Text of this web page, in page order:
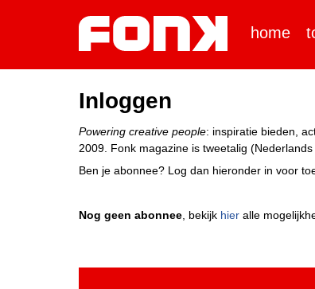
home
Inloggen
Powering creative people: inspiratie bieden,
2009. Fonk magazine is tweetalig
Ben je abonnee? Log dan hieronder in voor
Nog geen abonnee , bekijk hier alle